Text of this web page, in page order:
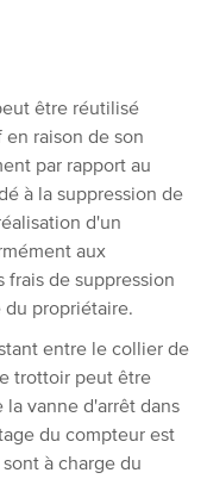
être réutilisé
raison de son
par rapport au
à la suppression de
d'un
aux
frais de suppression
du propriétaire.
entre le collier de
trottoir peut être
vanne d'arrêt dans
du compteur est
à charge du